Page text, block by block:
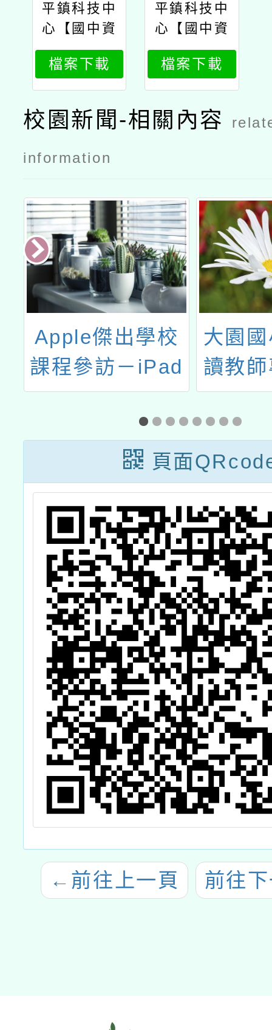
平鎮科技中
心【國中資
科】ai融入
教學─以自
駕車模擬器
為例科技教
師取消研習
公文
檔案下載
平鎮科技中
心【國中資
科】ai融入
教學─以自
駕車模擬器
為例科技教
師研習資訊
檔案下載
校園新聞-相關內容
information
Apple傑出學校
課程參訪－iPad
實地課程觀摩工
大園
讀教
頁面
← 前往上一頁 前往